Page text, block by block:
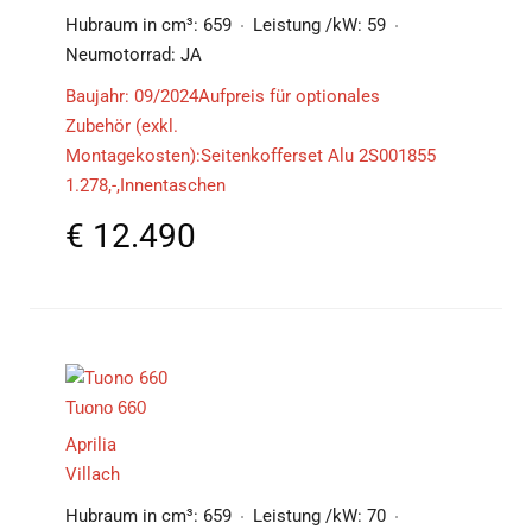
Hubraum in cm³: 659 Leistung /kW: 59
Neumotorrad: JA
Baujahr: 09/2024Aufpreis für optionales
Zubehör (exkl.
Montagekosten):Seitenkofferset Alu 2S001855
1.278,-,Innentaschen
€ 12.490
Tuono 660
Aprilia
Villach
Hubraum in cm³: 659 Leistung /kW: 70